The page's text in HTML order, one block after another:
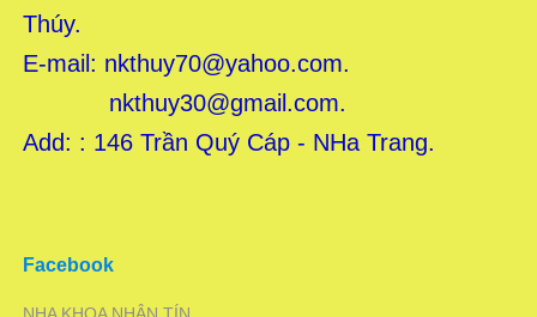
Thúy.
E-mail: nkthuy70@yahoo.com.
nkthuy30@gmail.com.
Add: : 146 Trần Quý Cáp - NHa Trang.
Facebook